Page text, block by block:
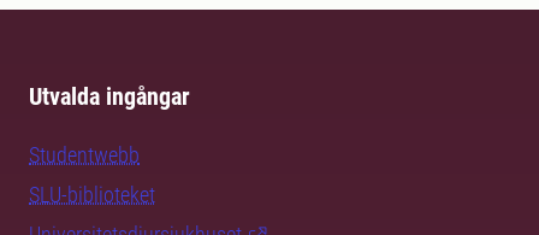
Utvalda ingångar
Studentwebb
SLU-biblioteket